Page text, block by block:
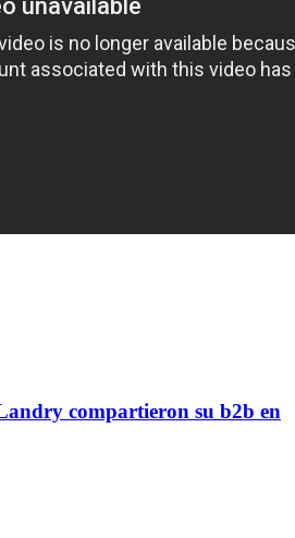
compartieron su b2b en